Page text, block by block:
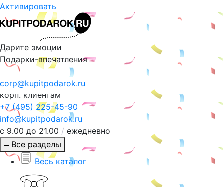
Активировать
Дарите эмоции
Подарки-впечатления
corp@kupitpodarok.ru
корп. клиентам
+7 (495) 225-45-90
info@kupitpodarok.ru
с 9.00 до 21.00 / ежедневно
Все разделы
Весь каталог